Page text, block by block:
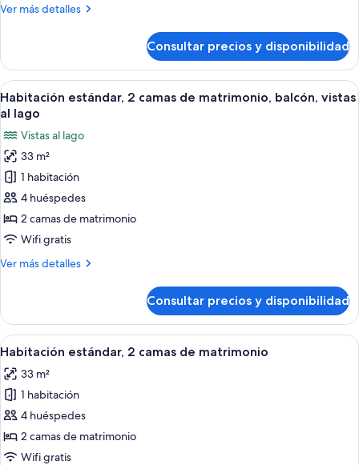
matrimonio
vistas
a
la
montaña
Ver más detalles
Más
estándar,
cama
de
matrimonio
grande,
balcón,
vistas
la
Consultar precios y disponibilidad
Abrir
todas
fotos
de
Habitación
estándar,
2
camas
matrimonio,
al
lago
Minibar, caja fuerte, escritorio y
9
Habitación estándar, 2 camas de matrimonio, balcón, vistas
al lago
Vistas al lago
33 m²
1 habitación
4 huéspedes
2 camas de matrimonio
Wifi gratis
Ver más detalles
Más
estándar,
camas
matrimonio,
balcón,
vistas
al
lago
Consultar precios y disponibilidad
Abrir
todas
las
fotos
de
Habitación
estándar,
Habitación de hotel con dos camas,
5
Habitación estándar, 2 camas de matrimonio
33 m²
1 habitación
4 huéspedes
2 camas de matrimonio
Wifi gratis